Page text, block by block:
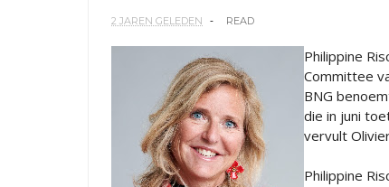
2 JAREN GELEDEN READ
Philippine
Committee
BNG
die in juni
vervult
Philippine